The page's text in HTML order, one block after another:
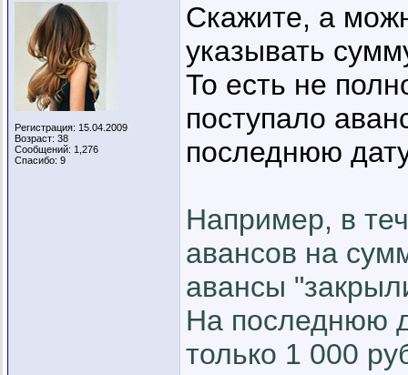
Регистрация: 15.04.2009
Возраст: 38
Сообщений: 1,276
Спасибо: 9
Скажите, а
указывать
То есть не
поступало
последнюю
Например, в
авансов на
авансы
На последнюю
только 1 000